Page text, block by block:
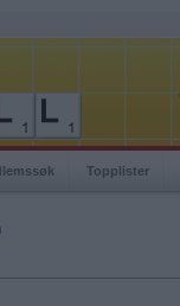
Topplister